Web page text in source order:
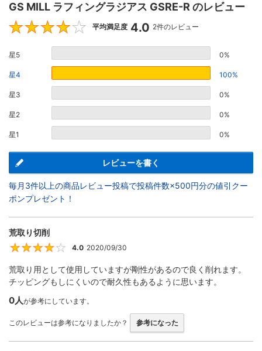
GS MILL ラフィングラジアス GSRE-R のレビュー
4
平均満足度 4.0 2件のレビュー
星5 0%
星4 100%
星3 0%
星2 0%
星1 0%
レビューを書く
毎月3件以上の商品レビュー投稿で投稿件数×500円分の値引クー
ポンプレゼント！
荒取り切削
4
4.0 2020/09/30
荒取り用として使用していますが剛性があるので良く削れます。
チッピングもしにくいので耐久性もあるように思います。
0人が参考にしています。
このレビューは参考になりましたか？ 参考になった